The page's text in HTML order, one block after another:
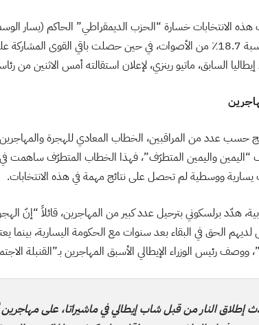
الانتخابات خسارة “الحزب الديمقراطي” الحاكم (يسار
أقل من 20٪
إيطاليا السابق، ماتيو رينزي، لإعلان استقالته أمس الاثنين من
حسب عدد من المراقبين، الخطاب المعادي للهجرة
“اليمين واليمين المتطرّف”، فهذا الخطاب المتطرّف ساهمت
ووسطية لم تحصل على نتائج مهمة في هذه الانتخابات.
هدّد برلسكوني بترحيل عدد كبير من المهاجرين، قائلاً
لديهم الحق في البقاء بعد سنوات مع الحكومة اليسارية، بينما
رئيس الوزراء الإيطالي الأسبق المهاجرين بـ”القنبلة
النار من قبل شاب إيطالي في ماشيراتا، على مهاجرين